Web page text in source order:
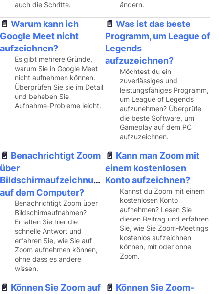
auch die Schritte.
ändern.
Warum kann ich
Google Meet nicht
aufzeichnen?
Es gibt mehrere Gründe,
warum Sie in Google Meet
nicht aufnehmen können.
Überprüfen Sie sie im Detail
und beheben Sie
Aufnahme-Probleme leicht.
Was ist das beste
Programm, um League of
Legends
aufzuzeichnen?
Möchtest du ein
zuverlässiges und
leistungsfähiges Programm,
um League of Legends
aufzunehmen? Überprüfe
die beste Software, um
Gameplay auf dem PC
aufzuzeichnen.
Benachrichtigt Zoom
über
Bildschirmaufzeichnungen
auf dem Computer?
Benachrichtigt Zoom über
Bildschirmaufnahmen?
Erhalten Sie hier die
schnelle Antwort und
erfahren Sie, wie Sie auf
Zoom aufnehmen können,
ohne dass es andere
wissen.
Kann man Zoom mit
einem kostenlosen
Konto aufzeichnen?
Kannst du Zoom mit einem
kostenlosen Konto
aufnehmen? Lesen Sie
diesen Beitrag und erfahren
Sie, wie Sie Zoom-Meetings
kostenlos aufzeichnen
können, mit oder ohne
Zoom.
Können Sie Zoom auf
Können Sie Zoom-